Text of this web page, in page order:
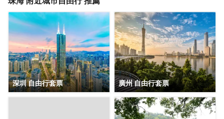
本地特色菜，展現 珠海飲食文化。此外，每個房間都配備有
洗衣機，賓客在忙碌之餘也能輕鬆打理日常衣物。位於 6 層
的健身房房配備有跑步機、橢圓機、動感單車等高端健身器
材，即便身處旅途，也能輕鬆延續鍛鍊習慣。 鉑頓國際公寓
是東呈集團旗下中高端服務式公寓品牌，以“傾注匠心，融入
當地”為品牌理念，融合現代生活方式和行為，旨在為商旅人
士提供舒適住宿、尊貴服務和非凡體驗的現代化理想居庭。
深圳 自由行套票 廣州 自由行套票